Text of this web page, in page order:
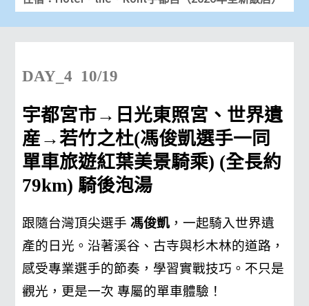
DAY_4 10/19
宇都宮市→日光東照宮、世界遺
産→若竹之杜(馮俊凱選手一同
單車旅遊紅葉美景騎乘) (全長約
79km) 騎後泡湯
跟隨台灣頂尖選手 馮俊凱 ，一起騎入世界遺
產的日光。 沿著溪谷、古寺與杉木林的道路，
感受專業選手的節奏，學習實戰技巧。 不只是
觀光，更是一次 專屬的單車體驗 ！